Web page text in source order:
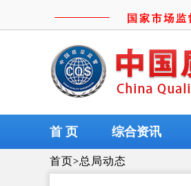
首 页 综合资讯
首页>总局动态